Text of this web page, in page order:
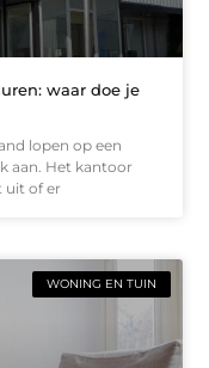
waar doe je
lopen op een
aan. Het kantoor
uit of er
WONING EN TUIN